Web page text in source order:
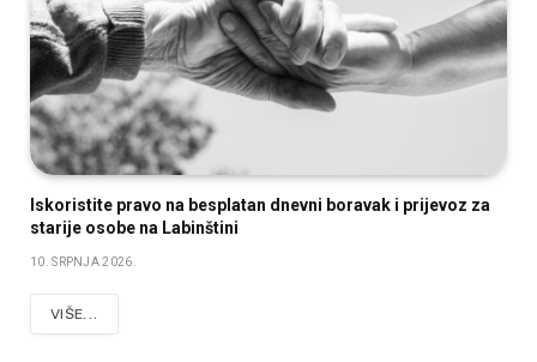
Iskoristite pravo na besplatan dnevni boravak i prijevoz za
starije osobe na Labinštini
10. SRPNJA 2026.
VIŠE...